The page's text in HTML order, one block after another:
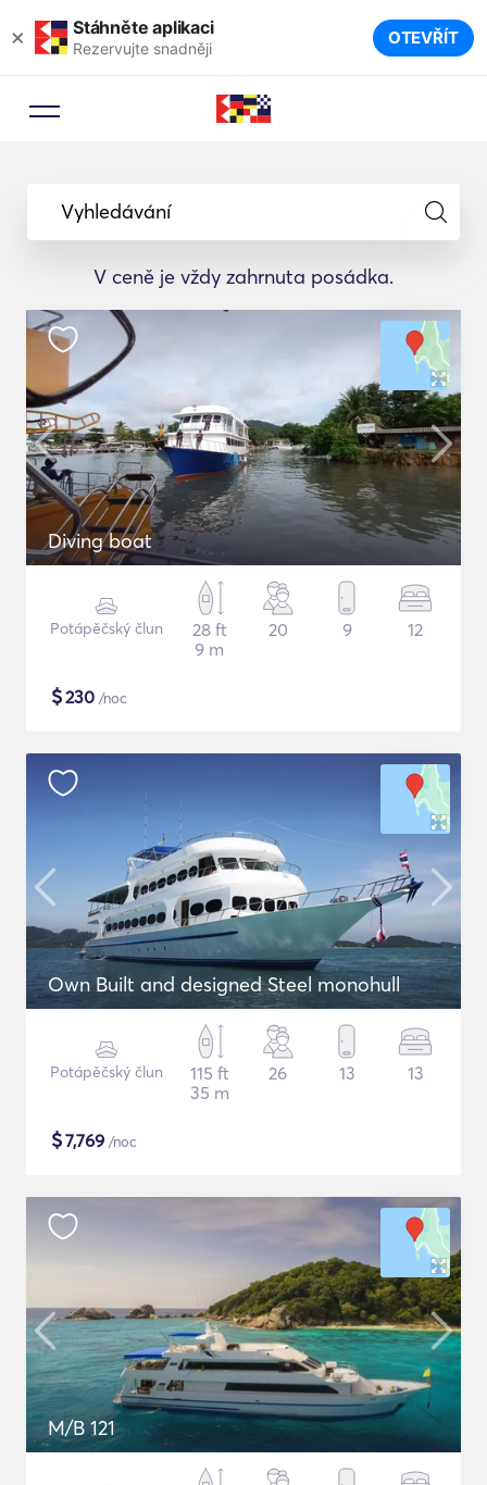
× Stáhněte aplikaci
Rezervujte snadněji OTEVŘÍT
Vyhledávání
V ceně je vždy zahrnuta posádka.
Diving boat
Potápěčský člun
28 ft
9 m
20 9 12
$230 /noc
Own Built and designed Steel monohull
Potápěčský člun
115 ft
35 m
26 13 13
$7,769 /noc
M/B 121